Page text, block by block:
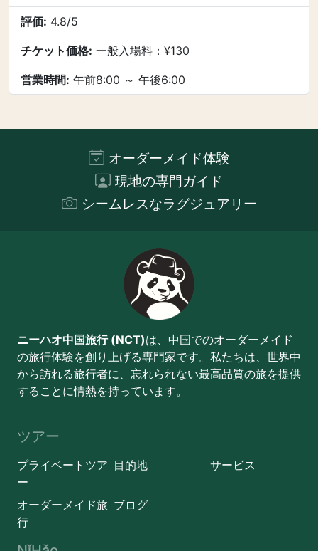
評価: 4.8/5
チケット価格: 一般入場料：¥130
営業時間: 午前8:00 ～ 午後6:00
オーダーメイド体験
現地の専門ガイド
シームレスなラグジュアリー
ニーハオ中国旅行 (NCT)は、中国でのオーダーメイド
の旅行体験を創り上げる専門家です。私たちは、世界中
から訪れる旅行者に、忘れられない最高品質の旅を提供
することに情熱を持っています。
ツアー
プライベートツア
ー
目的地 サービス
オーダーメイド旅
行
ブログ